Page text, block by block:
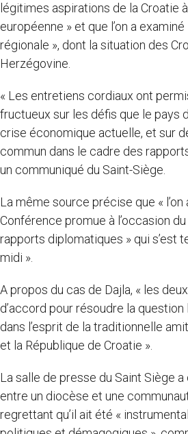
légitimes aspirations de la Croatie
européenne » et que l’on a
régionale », dont la situation des
Herzégovine.
« Les entretiens cordiaux ont
fructueux sur les défis que le pays
crise économique actuelle, et sur
commun dans le cadre des
un communiqué du Saint-Siège.
La même source précise que « l’on
Conférence promue à l’occasion
rapports diplomatiques » qui s’est
midi ».
A propos du cas de Dajla, « les
d’accord pour résoudre la
dans l’esprit de la traditionnelle
et la République de Croatie ».
La salle de presse du Saint Siège
entre un diocèse et une
regrettant qu’il ait été «